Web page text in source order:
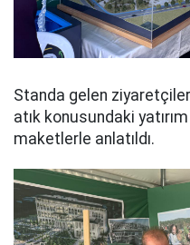
Standa gelen
atık konusundaki
maketlerle anlatıldı.